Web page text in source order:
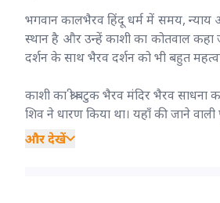
भगवान कालभैरव हिंदू धर्म में समय, न्याय
स्थान है और उन्हें काशी का कोतवाल कहा
दर्शन के साथ भैरव दर्शन को भी बहुत
काशी का श्री बटुक भैरव मंदिर भैरव
शिव ने धारण किया था। यहाँ की जाने
और देखें